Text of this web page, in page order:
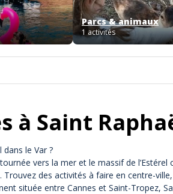
Parcs & animaux
1 activités
à Saint
le Var ?
vers la mer et le massif de
des activités à faire en centre-
située entre Cannes et Saint-